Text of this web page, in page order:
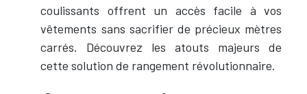
coulissants offrent un accès facile à vos
vêtements sans sacrifier de précieux mètres
carrés. Découvrez les atouts majeurs de
cette solution de rangement révolutionnaire.